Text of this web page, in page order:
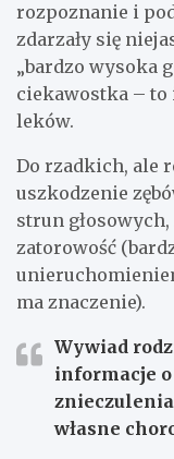
rozpoznanie i
zdarzały się
„bardzo wysoka
ciekawostka –
leków.
Do rzadkich, ale
uszkodzenie
strun
zatorowość
ma znaczenie).
Wywiad
informacje
własne